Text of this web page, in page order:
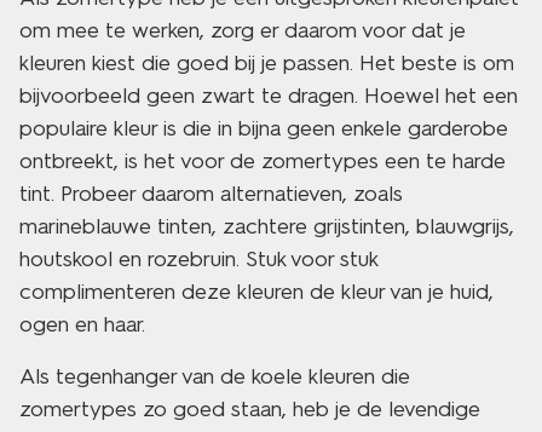
om mee te werken, zorg er daarom voor dat je
kleuren kiest die goed bij je passen. Het beste is om
bijvoorbeeld geen zwart te dragen. Hoewel het een
populaire kleur is die in bijna geen enkele garderobe
ontbreekt, is het voor de zomertypes een te harde
tint. Probeer daarom alternatieven, zoals
marineblauwe tinten, zachtere grijstinten, blauwgrijs,
houtskool en rozebruin. Stuk voor stuk
complimenteren deze kleuren de kleur van je huid,
ogen en haar.
Als tegenhanger van de koele kleuren die
zomertypes zo goed staan, heb je de levendige